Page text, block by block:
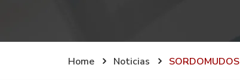
Home Noticias SORDOMUDOS